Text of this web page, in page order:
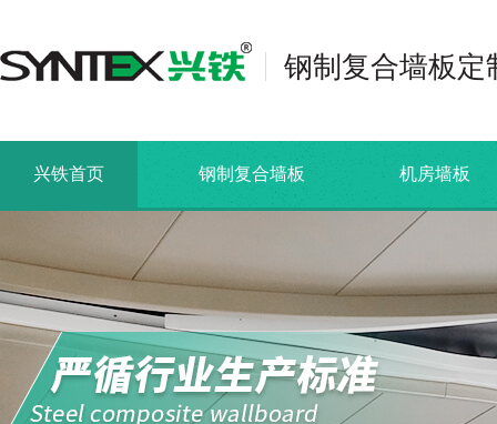
钢制复合墙板定
兴铁首页 钢制复合墙板 机房墙板